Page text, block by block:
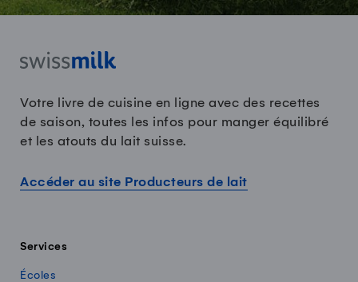
Votre livre de cuisine en ligne avec des recettes
de saison, toutes les infos pour manger équilibré
et les atouts du lait suisse.
Accéder au site Producteurs de lait
Services
Écoles